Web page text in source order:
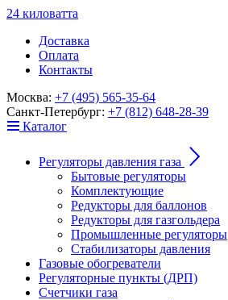
24 киловатта
Доставка
Оплата
Контакты
Москва: +7 (495) 565-35-64
Санкт-Петербург: +7 (812) 648-28-39
Каталог
Регуляторы давления газа
Бытовые регуляторы
Комплектующие
Редукторы для баллонов
Редукторы для газгольдера
Промышленные регуляторы
Стабилизаторы давления
Газовые обогреватели
Регуляторные пункты (ДРП)
Счетчики газа